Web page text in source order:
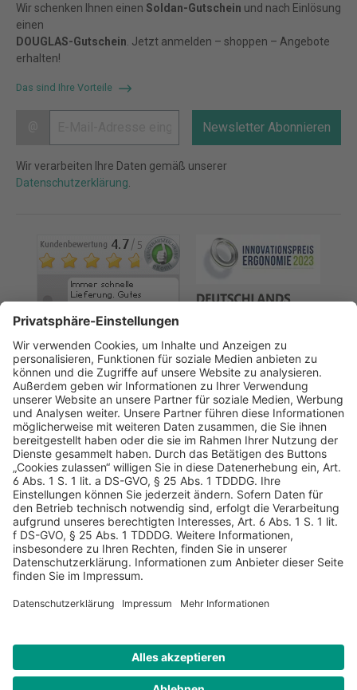
Wir schenken Ihnen einen Soldan-Gutschein und nach Einlösung
einen
DOUGLAS-Gutschein . Jetzt anmelden – shoppen – Angebote
erhalten!
Das sind Ihre Vorteile
Newsletter Abonnieren
Wir verarbeiten Ihre Daten gemäß unserer
Datenschutzerklärung
AGB Datenschutz
Impressum
Sicherheitshinweis
Compliance
Netto-Preise zzgl. gesetzlich gültiger MwSt., zzgl.